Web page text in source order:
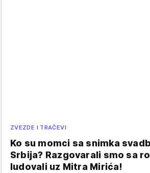
ZVEZDE I TRAČEVI
Ko su momci sa snimka
Srbija? Razgovarali smo sa
ludovali uz Mitra Mirića!